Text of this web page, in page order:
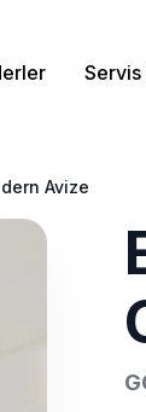
Servis
Avize